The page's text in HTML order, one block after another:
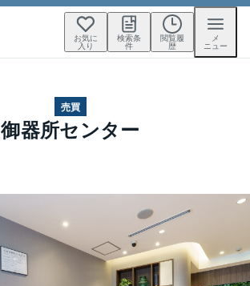
お気に
入り
検索条
件
閲覧履
歴
メ
ニュー
売買
御器所センター